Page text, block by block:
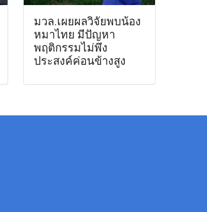
มวล.เผยผลวิจัยพบน้อง
หมาไทย มีปัญหา
พฤติกรรมไม่พึง
ประสงค์ค่อนข้างสูง